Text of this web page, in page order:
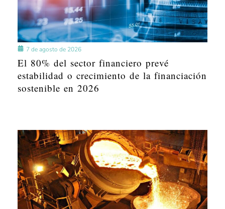
7 de agosto de 2026
El 80% del sector financiero prevé
estabilidad o crecimiento de la financiación
sostenible en 2026